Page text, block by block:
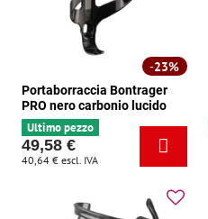
23%
Portaborraccia Bontrager
PRO nero carbonio lucido
Ultimo pezzo
49,58 €
40,64 € escl. IVA